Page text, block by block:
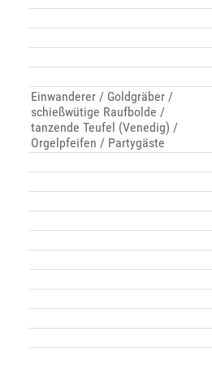
Einwanderer / Goldgräber /
schießwütige Raufbolde /
tanzende Teufel (Venedig) /
Orgelpfeifen / Partygäste